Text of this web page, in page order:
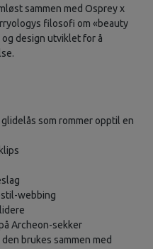
sammen med Osprey x
filosofi om «beauty
design utviklet for å
som rommer opptil en
webbing
Archeon-sekker
brukes sammen med